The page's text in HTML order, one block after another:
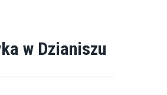
w Dzianiszu